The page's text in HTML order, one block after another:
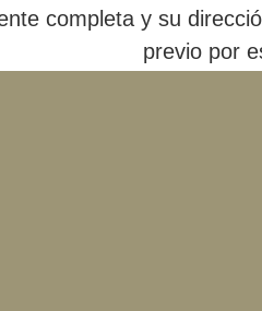
completa y su
previo por